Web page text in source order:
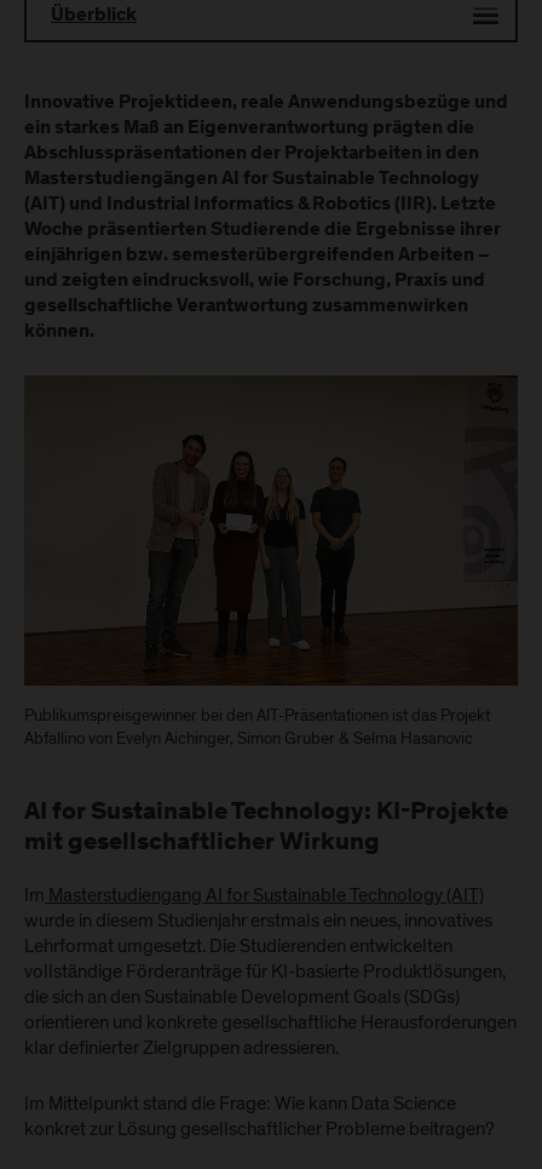
Überblick
Innovative Projektideen, reale Anwendungsbezüge und
ein starkes Maß an Eigenverantwortung prägten die
Abschlusspräsentationen der Projektarbeiten in den
Masterstudiengängen AI for Sustainable Technology
(AIT) und Industrial Informatics & Robotics (IIR). Letzte
Woche präsentierten Studierende die Ergebnisse ihrer
einjährigen bzw. semesterübergreifenden Arbeiten –
und zeigten eindrucksvoll, wie Forschung, Praxis und
gesellschaftliche Verantwortung zusammenwirken
können.
Publikumspreisgewinner bei den AIT-Präsentationen ist das Projekt
Abfallino von Evelyn Aichinger, Simon Gruber & Selma Hasanovic
AI for Sustainable Technology: KI-Projekte
mit gesellschaftlicher Wirkung
Im Masterstudiengang AI for Sustainable Technology (AIT)
wurde in diesem Studienjahr erstmals ein neues, innovatives
Lehrformat umgesetzt. Die Studierenden entwickelten
vollständige Förderanträge für KI-basierte Produktlösungen,
die sich an den Sustainable Development Goals (SDGs)
orientieren und konkrete gesellschaftliche Herausforderungen
klar definierter Zielgruppen adressieren.
Im Mittelpunkt stand die Frage: Wie kann Data Science
konkret zur Lösung gesellschaftlicher Probleme beitragen?